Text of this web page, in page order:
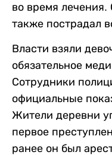
во время
также пострадал
Власти взяли
обязательное
Сотрудники
официальные
Жители деревни
первое
ранее он был